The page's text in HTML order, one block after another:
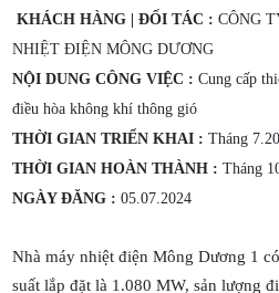
KHÁCH HÀNG | ĐỐI TÁC :CÔNG
NHIỆT ĐIỆN MÔNG DƯƠNG
NỘI DUNG CÔNG VIỆC : Cung cấp
điều hòa không khí thông gió
THỜI GIAN TRIỂN KHAI :Tháng
THỜI GIAN HOÀN THÀNH :Tháng
NGÀY ĐĂNG :05.07.2024
Nhà máy nhiệt điện Mông Dương 1
suất lắp đặt là 1.080 MW, sản lượng